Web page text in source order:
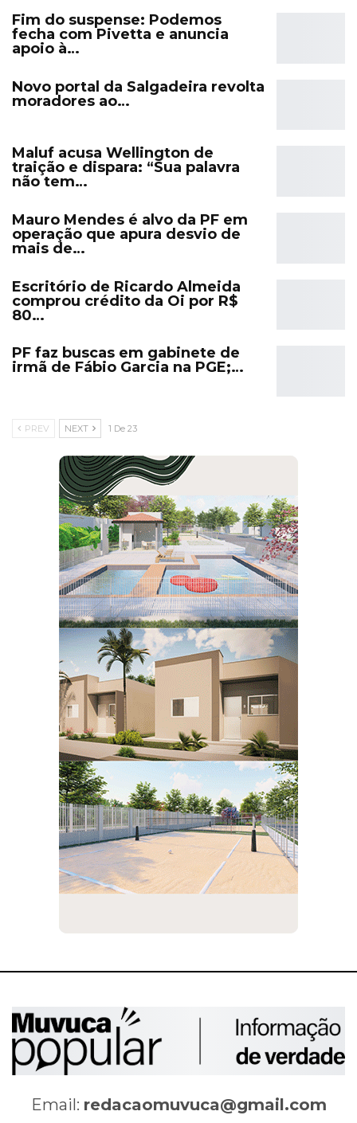
Fim do suspense: Podemos
fecha com Pivetta e anuncia
apoio à…
Novo portal da Salgadeira revolta
moradores ao…
Maluf acusa Wellington de
traição e dispara: “Sua palavra
não tem…
Mauro Mendes é alvo da PF em
operação que apura desvio de
mais de…
Escritório de Ricardo Almeida
comprou crédito da Oi por R$
80…
PF faz buscas em gabinete de
irmã de Fábio Garcia na PGE;…
PREV NEXT 1 De 23
Email: redacaomuvuca@gmail.com